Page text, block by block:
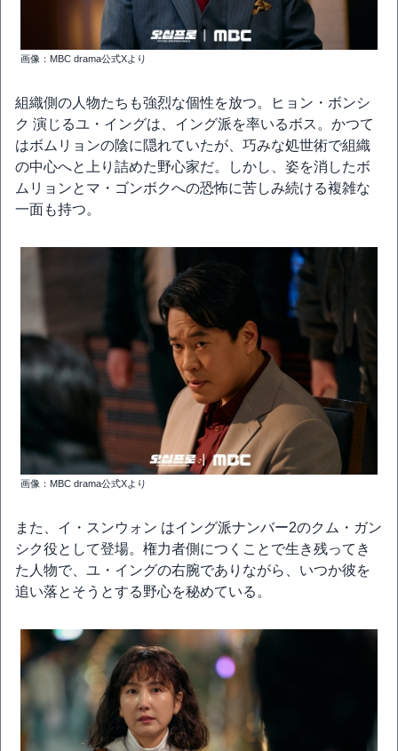
画像：MBC drama公式Xより
組織側の人物たちも強烈な個性を放つ。ヒョン・ボンシ
ク 演じるユ・イングは、イング派を率いるボス。かつて
はボムリョンの陰に隠れていたが、巧みな処世術で組織
の中心へと上り詰めた野心家だ。しかし、姿を消したボ
ムリョンとマ・ゴンボクへの恐怖に苦しみ続ける複雑な
一面も持つ。
画像：MBC drama公式Xより
また、イ・スンウォン はイング派ナンバー2のクム・ガン
シク役として登場。権力者側につくことで生き残ってき
た人物で、ユ・イングの右腕でありながら、いつか彼を
追い落とそうとする野心を秘めている。